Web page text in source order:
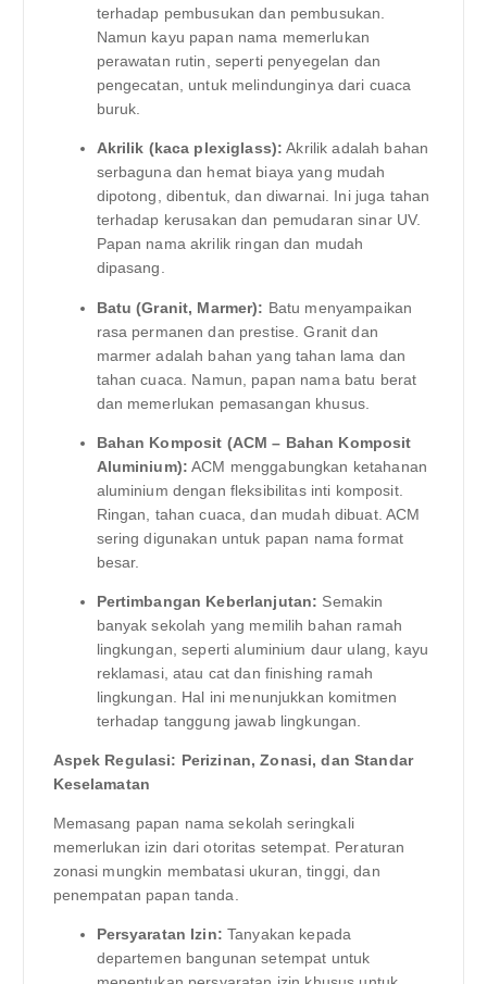
terhadap pembusukan dan pembusukan.
Namun kayu papan nama memerlukan
perawatan rutin, seperti penyegelan dan
pengecatan, untuk melindunginya dari cuaca
buruk.
Akrilik (kaca plexiglass): Akrilik adalah bahan
serbaguna dan hemat biaya yang mudah
dipotong, dibentuk, dan diwarnai. Ini juga tahan
terhadap kerusakan dan pemudaran sinar UV.
Papan nama akrilik ringan dan mudah
dipasang.
Batu (Granit, Marmer): Batu menyampaikan
rasa permanen dan prestise. Granit dan
marmer adalah bahan yang tahan lama dan
tahan cuaca. Namun, papan nama batu berat
dan memerlukan pemasangan khusus.
Bahan Komposit (ACM – Bahan Komposit
Aluminium): ACM menggabungkan ketahanan
aluminium dengan fleksibilitas inti komposit.
Ringan, tahan cuaca, dan mudah dibuat. ACM
sering digunakan untuk papan nama format
besar.
Pertimbangan Keberlanjutan: Semakin
banyak sekolah yang memilih bahan ramah
lingkungan, seperti aluminium daur ulang, kayu
reklamasi, atau cat dan finishing ramah
lingkungan. Hal ini menunjukkan komitmen
terhadap tanggung jawab lingkungan.
Aspek Regulasi: Perizinan, Zonasi, dan Standar
Keselamatan
Memasang papan nama sekolah seringkali
memerlukan izin dari otoritas setempat. Peraturan
zonasi mungkin membatasi ukuran, tinggi, dan
penempatan papan tanda.
Persyaratan Izin: Tanyakan kepada
departemen bangunan setempat untuk